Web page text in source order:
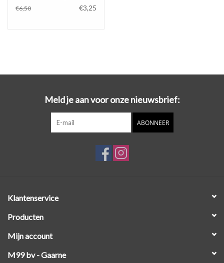
€6,50 €3,25
Meld je aan voor onze nieuwsbrief:
ABONNEER
Klantenservice
Producten
Mijn account
M99 bv - Gaarne